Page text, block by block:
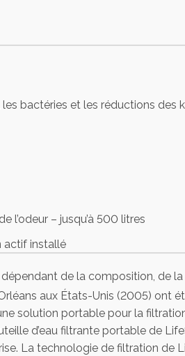
bactéries et les réductions des
l’odeur – jusqu’à 500 litres
actif installé
passer, assurant la sécurité des
de chlore ou de dioxyde
de la composition, de
aux États-Unis (2005) ont
solution portable pour la
d’eau filtrante portable de
La technologie de filtration de